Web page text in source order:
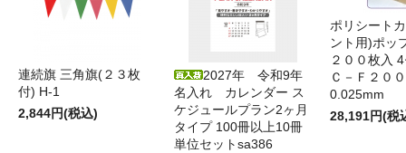
連続旗 三角旗(２３枚
付) H-1
2,844円(税込)
2027年 令和9年
名入れ カレンダー ス
ケジュールプラン2ヶ月
タイプ 100冊以上10冊
単位セットsa386
ポリシート
ント用)ポッ
２００枚入
Ｃ－Ｆ２０
0.025mm
28,191円(税